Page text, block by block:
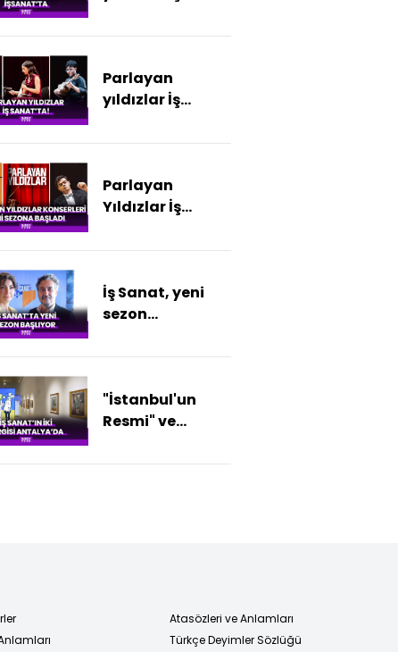
Parlayan
yıldızlar İş
Parlayan
Yıldızlar İş
İş Sanat, yeni
sezon
konserle
"İstanbul'un
Resmi" ve
Latif Demirci"
Atasözleri ve Anlamları
Türkçe Deyimler Sözlüğü